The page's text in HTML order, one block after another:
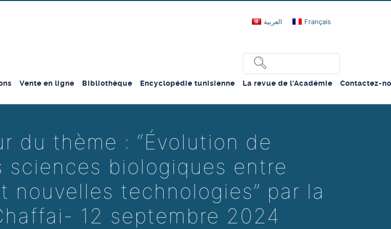
العربية Français
Vente en ligne Bibliothèque Encyclopédie tunisienne La revue de l’Académie Contactez-
du thème : “Évolution de
sciences biologiques entre
nouvelles technologies” par la
12 septembre 2024